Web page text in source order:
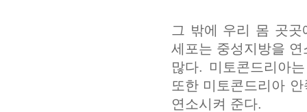
그 밖에 우리 몸 곳
세포는 중성지방을
많다. 미토콘드리아
또한 미토콘드리아
연소시켜 준다.